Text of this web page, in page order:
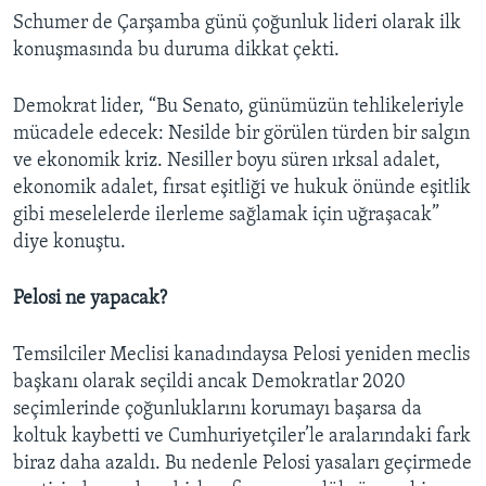
Schumer de Çarşamba günü çoğunluk lideri olarak ilk
konuşmasında bu duruma dikkat çekti.
Demokrat lider, “Bu Senato, günümüzün tehlikeleriyle
mücadele edecek: Nesilde bir görülen türden bir salgın
ve ekonomik kriz. Nesiller boyu süren ırksal adalet,
ekonomik adalet, fırsat eşitliği ve hukuk önünde eşitlik
gibi meselelerde ilerleme sağlamak için uğraşacak”
diye konuştu.
Pelosi ne yapacak?
Temsilciler Meclisi kanadındaysa Pelosi yeniden meclis
başkanı olarak seçildi ancak Demokratlar 2020
seçimlerinde çoğunluklarını korumayı başarsa da
koltuk kaybetti ve Cumhuriyetçiler’le aralarındaki fark
biraz daha azaldı. Bu nedenle Pelosi yasaları geçirmede